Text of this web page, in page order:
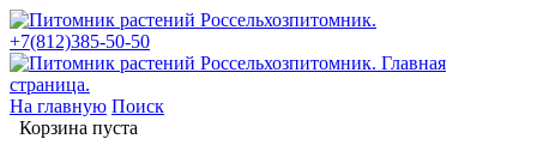
+7(812)385-50-50
На главную Поиск
Корзина пуста